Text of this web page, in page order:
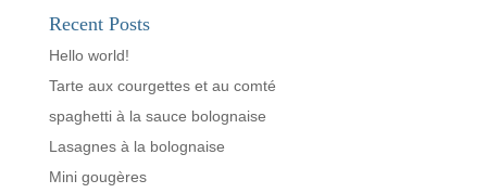
Recent Posts
Hello world!
Tarte aux courgettes et au comté
spaghetti à la sauce bolognaise
Lasagnes à la bolognaise
Mini gougères